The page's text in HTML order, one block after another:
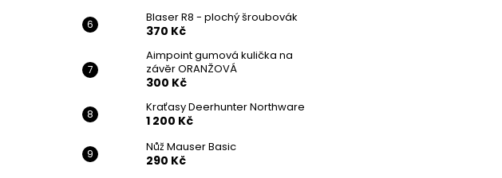
Blaser R8 - plochý šroubovák
370 Kč
Aimpoint gumová kulička na
závěr ORANŽOVÁ
300 Kč
Kraťasy Deerhunter Northware
1 200 Kč
Nůž Mauser Basic
290 Kč